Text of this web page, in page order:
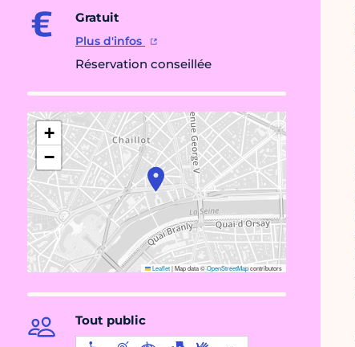
Gratuit
Plus d'infos
Réservation conseillée
+
−
Leaflet|Map data ©OpenStreetMapcontributors
Tout public